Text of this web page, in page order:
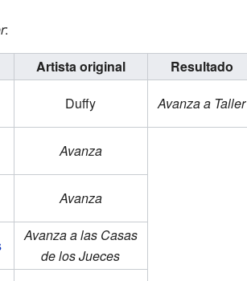
:
Artista original
Resultado
Duffy Avanza a Taller
Avanza
Avanza
Avanza a las Casas
de los Jueces